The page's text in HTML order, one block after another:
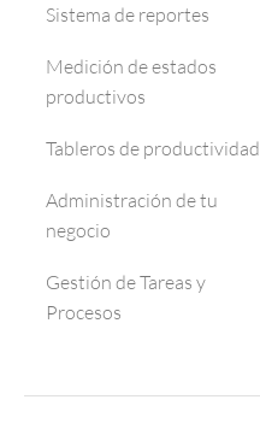
Sistema de reportes
Medición de estados
productivos
Tableros de productividad
Administración de tu
negocio
Gestión de Tareas y
Procesos